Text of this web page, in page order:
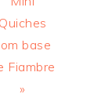
Post:
Quiches
base
Fiambre
»